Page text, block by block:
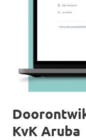
KvK Aruba